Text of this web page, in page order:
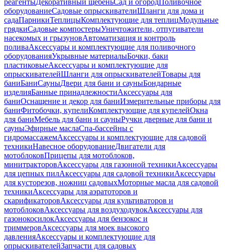
реагентыДекоративный щебеньСад и огородПоливочное
оборудованиеСадовые опрыскивателиШланги для дома и
садаПарникиТеплицыКомплектующие для теплицМодульные
грядкиСадовые компостерыУничтожители, отпугиватели
насекомых и грызуновАвтоматизация и контроль
поливаАксессуары и комплектующие для поливочного
оборудованияУкрывные материалыБочки, баки
пластиковыеАксессуары и комплектующие для
опрыскивателейШланги для опрыскивателейТовары для
баниБаниСауныДвери для бани и сауныБондарные
изделияБанные принадлежностиАксессуары для
баниОснащение и декор для баниИзмерительные приборы для
баниФитобочки, купелиКомплектующие для купелейОкна
для баниМебель для бани и сауныРучки дверные для бани и
сауныЭфирные маслаСпа-бассейны с
гидромассажемАксессуары и комплектующие для садовой
техникиНавесное оборудованиеДвигатели для
мотоблоковПрицепы для мотоблоков,
минитракторовАксессуары для газонной техникиАксессуары
для цепных пилАксессуары для садовой техникиАксессуары
для кусторезов, ножниц садовыхМоторные масла для садовой
техникиАксессуары для аэратоторов и
скарификаторовАксессуары для культиваторов и
мотоблоковАксессуары для воздуходувокАксессуары для
газонокосилокАксессуары для бензокос и
триммеровАксессуары для моек высокого
давленияАксессуары и комплектующие для
опрыскивателейЗапчасти для садовых